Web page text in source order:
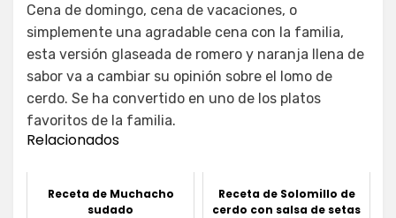
Cena de domingo, cena de vacaciones, o
simplemente una agradable cena con la familia,
esta versión glaseada de romero y naranja llena de
sabor va a cambiar su opinión sobre el lomo de
cerdo. Se ha convertido en uno de los platos
favoritos de la familia.
Relacionados
Receta de Muchacho
sudado
Receta de Solomillo de
cerdo con salsa de setas